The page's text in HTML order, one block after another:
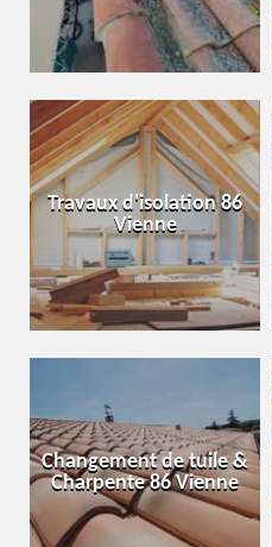
Travaux d'isolation 86
Vienne
Changement de tuile &
Charpente 86 Vienne